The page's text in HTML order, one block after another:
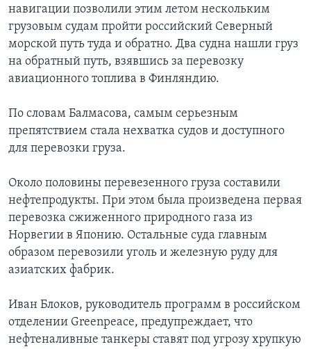
навигации позволили этим летом нескольким
грузовым судам пройти российский Северный
морской путь туда и обратно. Два судна нашли груз
на обратный путь, взявшись за перевозку
авиационного топлива в Финляндию.
По словам Балмасова, самым серьезным
препятствием стала нехватка судов и доступного
для перевозки груза.
Около половины перевезенного груза составили
нефтепродукты. При этом была произведена первая
перевозка сжиженного природного газа из
Норвегии в Японию. Остальные суда главным
образом перевозили уголь и железную руду для
азиатских фабрик.
Иван Блоков, руководитель программ в российском
отделении Greenpeace, предупреждает, что
нефтеналивные танкеры ставят под угрозу хрупкую